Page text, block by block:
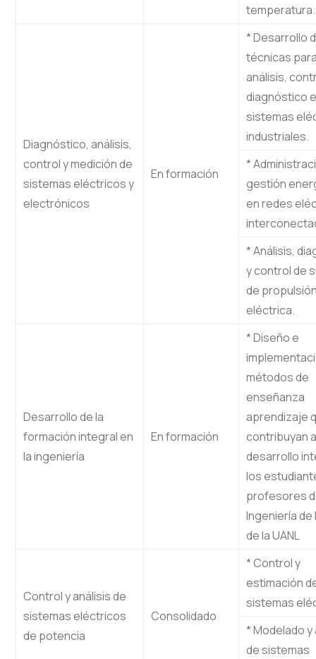
temperatura.
Diagnóstico, análisis,
control y medición de
sistemas eléctricos y
electrónicos
En formación
* Desarrollo
técnicas
análisis,
diagnóstico
sistemas
industriales.
*
gestión
en redes
* Análisis,
y control de
de
eléctrica.
Desarrollo de la
formación integral en
la ingeniería
En formación
* Diseño e
métodos de
enseñanza
aprendizaje
contribuyan
desarrollo
los
profesores
Ingeniería de
de la UANL
Control y análisis de
sistemas eléctricos
de potencia
Consolidado
* Control y
estimación
sistemas
* Modelado y
de sistemas